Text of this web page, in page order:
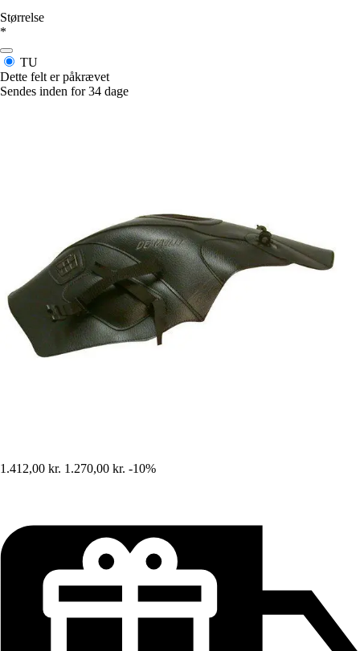
Størrelse
*
TU
Dette felt er påkrævet
Sendes inden for 34 dage
1.412,00 kr. 1.270,00 kr. -10%